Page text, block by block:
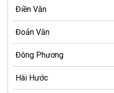
Điền Văn
Đoản Văn
Đông Phương
Hài Hước